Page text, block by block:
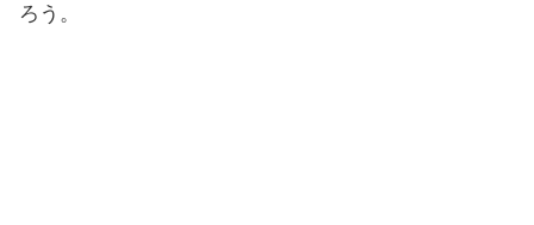
ろう。